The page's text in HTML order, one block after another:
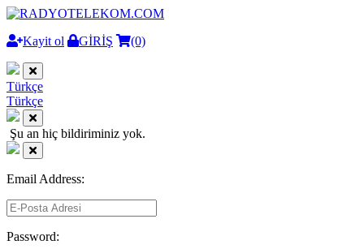
Kayit ol GİRİŞ (0)
Türkçe
Türkçe
Şu an hiç bildiriminiz yok.
Email Address:
Password: